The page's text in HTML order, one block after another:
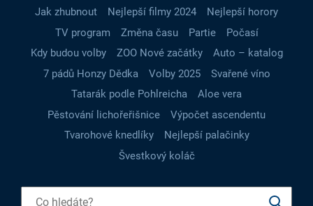
Jak zhubnout Nejlepší filmy 2024
Nejlepší horory
TV program
Změna času Partie
Počasí
Kdy budou volby
ZOO Nové začátky
Auto – katalog
7 pádů Honzy Dědka
Volby 2025
Svařené víno
Tatarák podle Pohlreicha
Aloe vera
Pěstování lichořeřišnice
Výpočet ascendentu
Tvarohové knedlíky
Nejlepší palačinky
Švestkový koláč